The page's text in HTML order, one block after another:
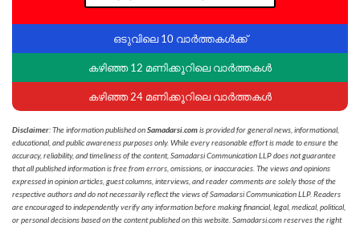
ഒടുവിലെ 10 വാർത്തകൾക്ക്
കഴിഞ്ഞ 12 മണിക്കൂറിലെ വാർത്തകൾ
കഴിഞ്ഞ 24 മണിക്കൂറിലെ വാർത്തകൾ
Disclaimer: The information published onSamadarsi.comis provided for general news, informational,
educational, and public awareness purposes only. While every reasonable effort is made to ensure the
accuracy, reliability, and timeliness of the content, Samadarsi Communication LLP does not guarantee
that all published information is free from errors, omissions, or inaccuracies. The views and opinions
expressed in opinion articles, guest columns, interviews, and reader comments are solely those of the
respective authors and do not necessarily reflect the views of Samadarsi Communication LLP. Readers
are encouraged to independently verify any information before making financial, legal, medical, political,
or personal decisions based on the content published on this website. Samadarsi.com reserves the right